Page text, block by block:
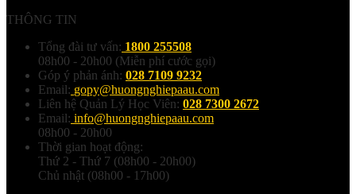
THÔNG TIN
Tổng đài tư vấn: 1800 255508
08h00 - 20h00 (Miễn phí cước gọi)
Góp ý phản ánh: 028 7109 9232
Email: gopy@huongnghiepaau.com
Liên hệ Quản Lý Học Viên: 028 7300 2672
Email: info@huongnghiepaau.com
08h00 - 20h00
Thời gian hoạt động:
Thứ 2 - Thứ 7 (08h00 - 20h00)
Chủ nhật (08h00 - 17h00)